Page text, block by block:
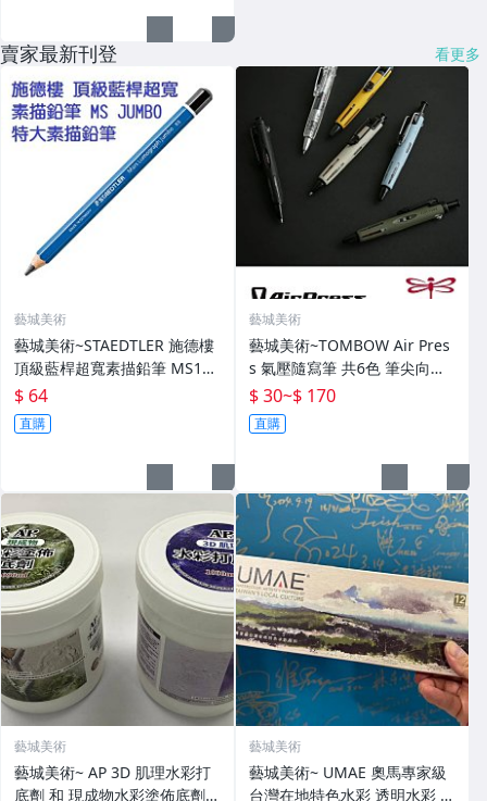
賣家最新刊登 看更多
藝城美術
藝城美術~STAEDTLER 施德樓
頂級藍桿超寬素描鉛筆 MS100
J JUMBO 特大素描鉛筆 單支賣
場
$ 64
直購
藝城美術
藝城美術~TOMBOW Air Pres
s 氣壓隨寫筆 共6色 筆尖向上
書寫同時，墨水不倒流不斷墨
$ 30~$ 170
直購
藝城美術
藝城美術~ AP 3D 肌理水彩打
底劑 和 現成物水彩塗佈底劑
藝城美術
藝城美術~ UMAE 奧馬專家級
台灣在地特色水彩 透明水彩 1